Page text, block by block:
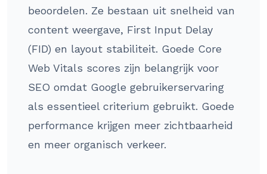
beoordelen. Ze bestaan uit snelheid van
content weergave, First Input Delay
(FID) en layout stabiliteit. Goede Core
Web Vitals scores zijn belangrijk voor
SEO omdat Google gebruikerservaring
als essentieel criterium gebruikt. Goede
performance krijgen meer zichtbaarheid
en meer organisch verkeer.